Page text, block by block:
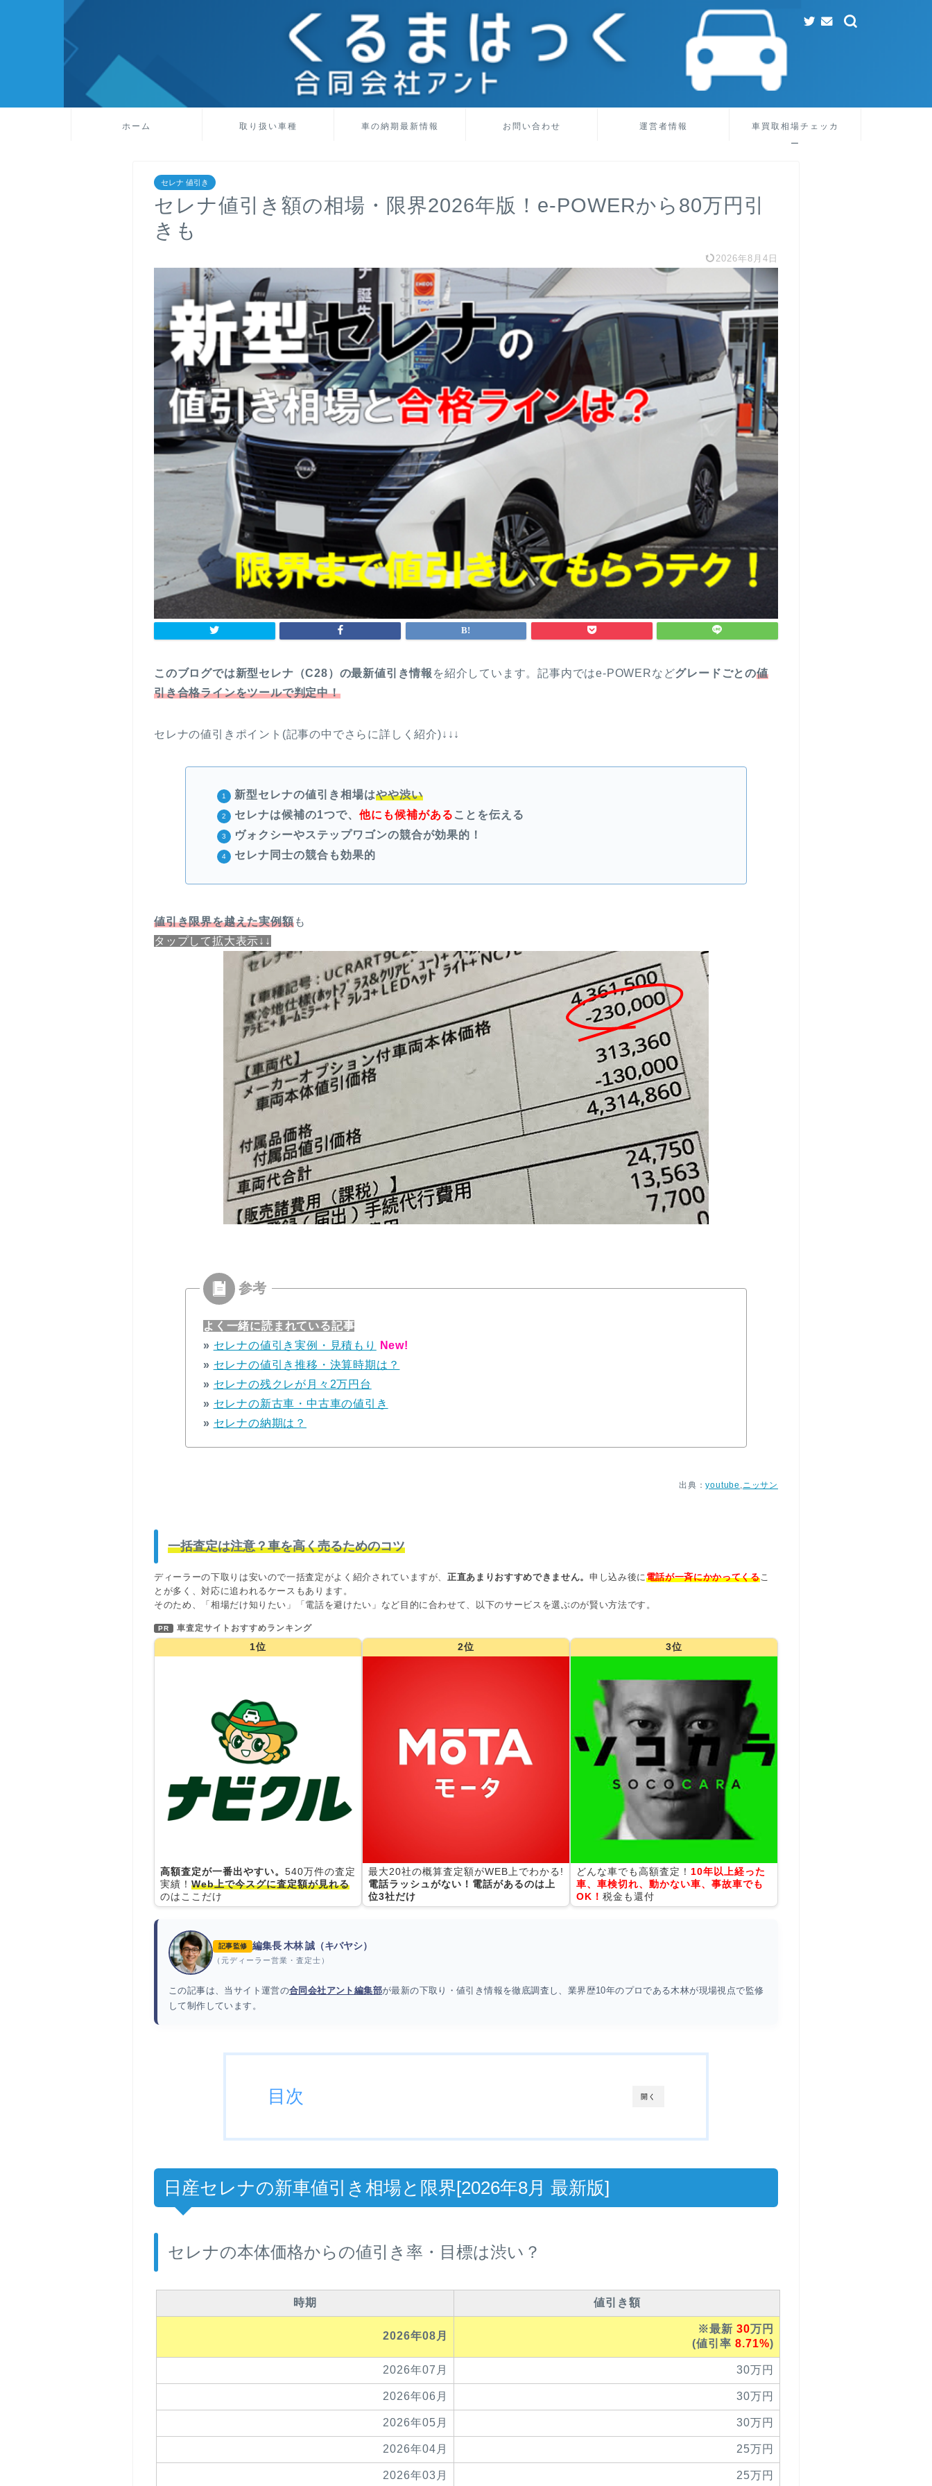
ホーム 取り扱い車種 車の納期最新情報 お問い合わせ 運営者情報
車買取相場チェッカ
ー
セレナ 値引き
セレナ値引き額の相場・限界2026年版！e-POWERから80万円引
きも
2026年8月4日
このブログでは新型セレナ（C28）の最新値引き情報 を紹介しています。記事内ではe-POWERなどグレードごとの値
引き合格ラインをツールで判定中！
セレナの値引きポイント(記事の中でさらに詳しく紹介)↓↓↓
新型セレナの値引き相場はやや渋い
セレナは候補の1つで、 他にも候補がある ことを伝える
ヴォクシーやステップワゴンの競合が効果的！
セレナ同士の競合も効果的
値引き限界を越えた実例額も
タップして拡大表示↓↓
よく一緒に読まれている記事
» セレナの値引き実例・見積もり
New!
» セレナの値引き推移・決算時期は？
» セレナの残クレが月々2万円台
» セレナの新古車・中古車の値引き
» セレナの納期は？
出典：youtube ,ニッサン
一括査定は注意？車を高く売るためのコツ
ディーラーの下取りは安いので一括査定がよく紹介されていますが、正直あまりおすすめできません。 申し込み後に電話が一斉にかかってくるこ
とが多く、対応に追われるケースもあります。
そのため、「相場だけ知りたい」「電話を避けたい」など目的に合わせて、以下のサービスを選ぶのが賢い方法です。
PR 車査定サイトおすすめランキング
1位
高額査定が一番出やすい。 540万件の査定
実績！ Web上で今スグに査定額が見れる
のはここだけ
2位
最大20社の概算査定額がWEB上でわかる!
電話ラッシュがない！電話があるのは上
位3社だけ
3位
どんな車でも高額査定！ 10年以上経った
車、車検切れ、動かない車、事故車でも
OK！ 税金も還付
記事監修 編集長 木林 誠（キバヤシ）
（元ディーラー営業・査定士）
この記事は、当サイト運営の合同会社アント編集部が最新の下取り・値引き情報を徹底調査し、業界歴10年のプロである木林が現場視点で監修
して制作しています。
開く
目次
日産セレナの新車値引き相場と限界[2026年8月 最新版]
セレナの本体価格からの値引き率・目標は渋い？
時期 値引き額
2026年08月
※最新 30万円
(値引率 8.71%)
2026年07月 30万円
2026年06月 30万円
2026年05月 30万円
2026年04月 25万円
2026年03月 25万円